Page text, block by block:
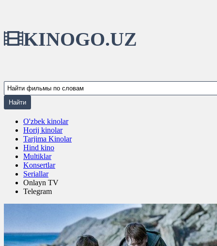
KINOGO.UZ
O'zbek kinolar
Horij kinolar
Tarjima Kinolar
Hind kino
Multiklar
Konsertlar
Seriallar
Onlayn TV
Telegram